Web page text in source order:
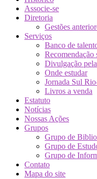
Associe-se
Diretoria
Gestões
Serviços
Banco de
Recomendação
Divulgação
Onde estudar
Jornada Sul
Livros a venda
Estatuto
Notícias
Nossas Ações
Grupos
Grupo de
Grupo de
Grupo de
Contato
Mapa do site